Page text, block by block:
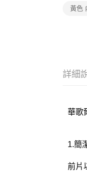
黃色
詳細
華歌
1.簡
前片